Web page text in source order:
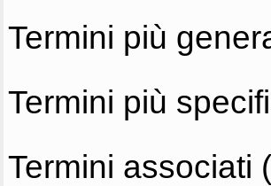
Termini più
Termini più
Termini associati